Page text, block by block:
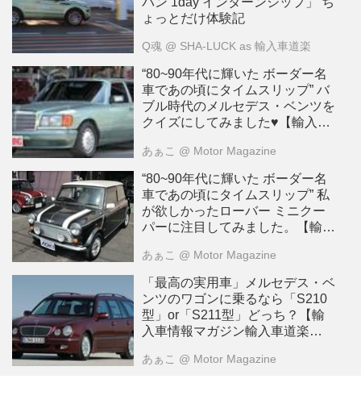
ょっとだけ体験記
Q魂 @ SHA-LUCK as 輸入車道楽
“80~90年代に輝いた ボーダー名
車であの頃にタイムスリップ” バ
ブル時代のメルセデス・ベンツを
クイズにしてみました♥︎【輸入車
SHALUCK】
あぁこ @ Motor Magazine
“80~90年代に輝いた ボーダー名
車であの頃にタイムスリップ” 私
が欲しかったローバー ミニクー
パーに注目してみました。【輸入
SHALUCK】
あぁこ @ Motor Magazine
「最高の実用車」メルセデス・ベ
ンツのワゴンに乗るなら「S210
型」or「S211型」どっち？【輸
入車情報マガジン輸入車道楽
あぁこ @ Motor Magazine